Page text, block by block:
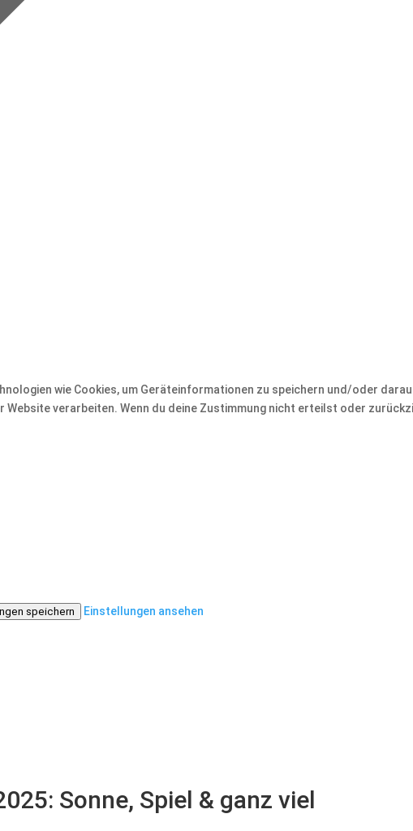
wie Cookies, um Geräteinformationen zu speichern und/oder
Website verarbeiten. Wenn du deine Zustimmung nicht erteilst oder
speichern
Einstellungen ansehen
Sonne, Spiel & ganz viel